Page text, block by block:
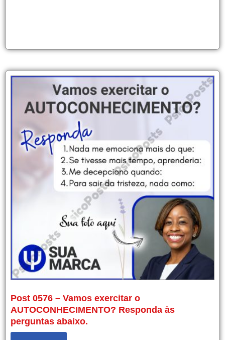
Post 0576 – Vamos exercitar o
AUTOCONHECIMENTO? Responda às
perguntas abaixo.